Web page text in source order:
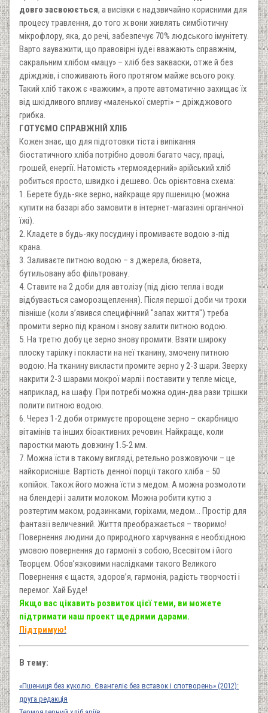
довго засвоюється, а висівки є надзвичайно корисними для
процесу травлення, до того ж вони живлять симбіотичну
мікрофлору, яка, до речі, забезпечує 70% людського імунітету.
Варто зауважити, що правовірні іудеї вважають справжнім,
сакральним хлібом «мацу» – хліб без закваски, отже й без
дріжджів, і споживають його протягом майже всього року.
Такий хліб також є «важким», а проте автоматично захищає їх
від шкідливого впливу «маленької смерті» – дріжджового
грибка.
ГОТУЄМО СПРАВЖНІЙ ХЛІБ
Кожен знає, що для підготовки тіста і випікання
біостатичного хліба потрібно доволі багато часу, праці,
грошей, енергії. Натомість «термоядерний» арійський хліб
робиться просто, швидко і дешево. Ось орієнтовна схема:
1. Берете будь-яке зерно, найкраще яру пшеницю (можна
купити на базарі або замовити в інтернет-магазині органічної
їжі).
2. Кладете в будь-яку посудину і промиваєте водою з-під
крана.
3. Заливаєте питною водою – з джерела, бювета,
бутильовану або фільтровану.
4. Ставите на 2 доби для автолізу (під дією тепла і води
відбувається саморозщеплення). Після першої доби чи трохи
пізніше (коли з’явився специфічний "запах життя") треба
промити зерно під краном і знову залити питною водою.
5. На третю добу це зерно знову промити. Взяти широку
плоску тарілку і покласти на неї тканину, змочену питною
водою. На тканину викласти промите зерно у 2-3 шари. Зверху
накрити 2-3 шарами мокрої марлі і поставити у тепле місце,
наприклад, на шафу. При потребі можна один-два рази трішки
полити питною водою.
6. Через 1-2 доби отримуєте пророщене зерно – скарбницю
вітамінів та інших біоактивних речовин. Найкраще, коли
паростки мають довжину 1.5-2 мм.
7. Можна їсти в такому вигляді, ретельно розжовуючи – це
найкорисніше. Вартість денної порції такого хліба – 50
копійок. Також його можна їсти з медом. А можна розмолоти
на блендері і залити молоком. Можна робити кутю з
розтертим маком, родзинками, горіхами, медом... Простір для
фантазії величезний. Життя преображається – творимо!
Повернення людини до природного харчування є необхідною
умовою повернення до гармонії з собою, Всесвітом і його
Творцем. Обов’язковими наслідками такого Великого
Повернення є щастя, здоров’я, гармонія, радість творчості і
перемог. Хай Буде!
Якщо вас цікавить розвиток цієї теми, ви можете
підтримати наш проект щедрими дарами.
Підтримую!
В тему:
«Пшениця без куколю. Євангеліє без вставок і спотворень» (2012):
друга редакція